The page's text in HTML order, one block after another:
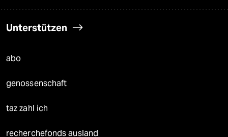
Unterstützen
abo
genossenschaft
taz zahl ich
recherchefonds ausland